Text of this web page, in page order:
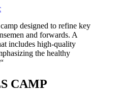
designed to refine key
and forwards. A
includes high-quality
the healthy
CAMP